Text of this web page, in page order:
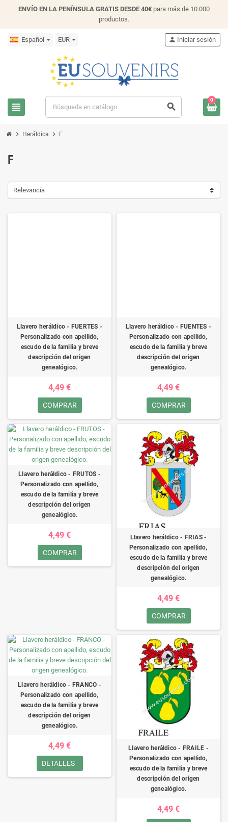
ENVÍO EN LA PENÍNSULA GRATIS DESDE 40€ para más de 10.000
productos.
Español EUR
view_headline search
person Iniciar sesión
0
chevron_right Heráldica chevron_right F
F
Relevancia
Llavero heráldico - FUERTES -
Personalizado con apellido,
escudo de la familia y breve
descripción del origen
genealógico.
4,49 €
COMPRAR
Llavero heráldico - FUENTES -
Personalizado con apellido,
escudo de la familia y breve
descripción del origen
genealógico.
4,49 €
COMPRAR
Llavero heráldico - FRUTOS -
Personalizado con apellido,
escudo de la familia y breve
descripción del origen
genealógico.
4,49 €
COMPRAR
Llavero heráldico - FRIAS -
Personalizado con apellido,
escudo de la familia y breve
descripción del origen
genealógico.
4,49 €
COMPRAR
Llavero heráldico - FRANCO -
Personalizado con apellido,
escudo de la familia y breve
descripción del origen
genealógico.
4,49 €
DETALLES
Llavero heráldico - FRAILE -
Personalizado con apellido,
escudo de la familia y breve
descripción del origen
genealógico.
4,49 €